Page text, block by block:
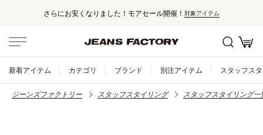
さらにお安くなりました！モアセール開催！ 対象アイテム
新着アイテム カテゴリ ブランド 別注アイテム スタッフス
ジーンズファクトリー スタッフスタイリング スタッフスタイリング一